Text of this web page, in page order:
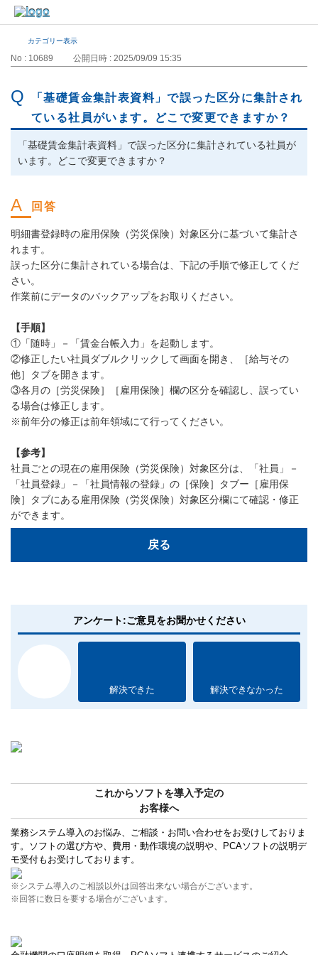
カテゴリー表示
No : 10689 公開日時 : 2025/09/09 15:35
「基礎賃金集計表資料」で誤った区分に集計され
ている社員がいます。どこで変更できますか？
「基礎賃金集計表資料」で誤った区分に集計されている社員が
います。どこで変更できますか？
明細書登録時の雇用保険（労災保険）対象区分に基づいて集計さ
れます。
誤った区分に集計されている場合は、下記の手順で修正してくだ
さい。
作業前にデータのバックアップをお取りください。
【手順】
①「随時」－「賃金台帳入力」を起動します。
②修正したい社員ダブルクリックして画面を開き、［給与その
他］タブを開きます。
③各月の［労災保険］［雇用保険］欄の区分を確認し、誤ってい
る場合は修正します。
※前年分の修正は前年領域にて行ってください。
【参考】
社員ごとの現在の雇用保険（労災保険）対象区分は、「社員」－
「社員登録」－「社員情報の登録」の［保険］タブー［雇用保
険］タブにある雇用保険（労災保険）対象区分欄にて確認・修正
ができます。
戻る
アンケート:ご意見をお聞かせください
解決できた 解決できなかった
これからソフトを導入予定の
お客様へ
業務システム導入のお悩み、ご相談・お問い合わせをお受けしておりま
す。ソフトの選び方や、費用・動作環境の説明や、PCAソフトの説明デ
モ受付もお受けしております。
※システム導入のご相談以外は回答出来ない場合がございます。
※回答に数日を要する場合がございます。